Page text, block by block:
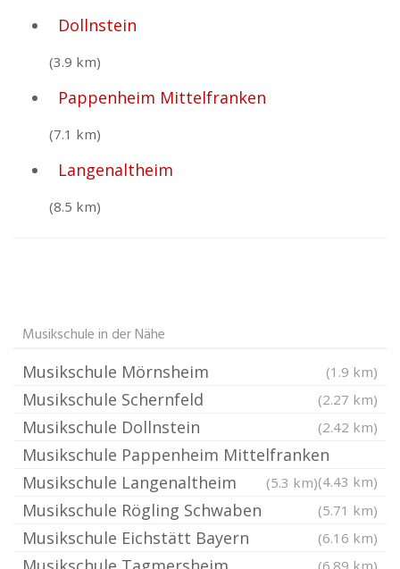
Dollnstein
(3.9 km)
Pappenheim Mittelfranken
(7.1 km)
Langenaltheim
(8.5 km)
Musikschule in der Nähe
Musikschule Mörnsheim (1.9 km)
Musikschule Schernfeld (2.27 km)
Musikschule Dollnstein (2.42 km)
Musikschule Pappenheim Mittelfranken
(4.43 km)
Musikschule Langenaltheim (5.3 km)
Musikschule Rögling Schwaben (5.71 km)
Musikschule Eichstätt Bayern (6.16 km)
(6.89 km)